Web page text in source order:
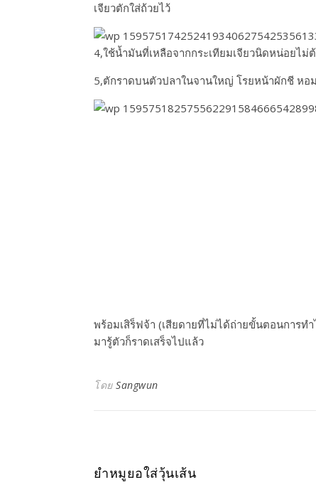
เจียวตักใส่ถ้วยไว้
4,ใช้น้ำมันที่เหลือจากกระเทียมเจียวนิดหน่อยไ
5,ตักราดบนตัวปลาในจานใหญ่ โรยหน้าผักชี หอม
พร้อมเสิร็ฟจ้า (เสียดายที่ไม่ได้ถ่ายขั้นตอนการทำ
มารู้ตัวก็ราดเสร็จไปแล้ว
โดย Sangwun
ยำหมูยอใส่วุ้นเส้น